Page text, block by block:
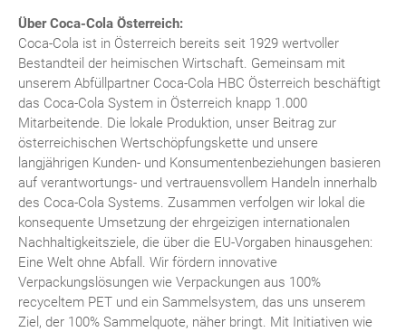
Über Coca-Cola Österreich:
Coca-Cola ist in Österreich bereits seit 1929 wertvoller
Bestandteil der heimischen Wirtschaft. Gemeinsam mit
unserem Abfüllpartner Coca-Cola HBC Österreich beschäftigt
das Coca-Cola System in Österreich knapp 1.000
Mitarbeitende. Die lokale Produktion, unser Beitrag zur
österreichischen Wertschöpfungskette und unsere
langjährigen Kunden- und Konsumentenbeziehungen basieren
auf verantwortungs- und vertrauensvollem Handeln innerhalb
des Coca-Cola Systems. Zusammen verfolgen wir lokal die
konsequente Umsetzung der ehrgeizigen internationalen
Nachhaltigkeitsziele, die über die EU-Vorgaben hinausgehen:
Eine Welt ohne Abfall. Wir fördern innovative
Verpackungslösungen wie Verpackungen aus 100%
recyceltem PET und ein Sammelsystem, das uns unserem
Ziel, der 100% Sammelquote, näher bringt. Mit Initiativen wie